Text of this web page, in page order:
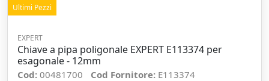
Ultimi Pezzi
EXPERT
Chiave a pipa poligonale EXPERT E113374 per
esagonale - 12mm
Cod: 00481700 Cod Fornitore: E113374